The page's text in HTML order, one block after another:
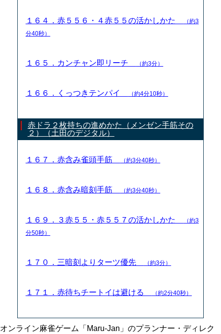
１６４．赤５５６・４赤５５の活かしかた
（約3
分40秒）
１６５．カンチャン即リーチ （約3分）
１６６．くっつきテンパイ （約4分10秒）
赤ドラ２枚持ちの進めかた（メンゼン手筋その
２）（土田のデジタル）
１６７．赤含み雀頭手筋 （約3分40秒）
１６８．赤含み暗刻手筋 （約3分40秒）
１６９．３赤５５・赤５５７の活かしかた
（約3
分50秒）
１７０．三暗刻よりターツ優先 （約3分）
１７１．赤待ちチートイは避ける （約2分40秒）
オンライン麻雀ゲーム「Maru-Jan」のプランナー・ディレク